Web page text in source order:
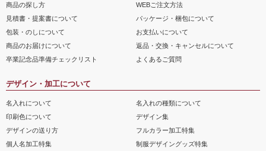
商品の探し方
WEBご注文方法
見積書・提案書について
パッケージ・梱包について
包装・のしについて
お支払いについて
商品のお届けについて
返品・交換・キャンセルについて
卒業記念品準備チェックリスト
よくあるご質問
デザイン・加工について
名入れについて
名入れの種類について
印刷色について
デザイン集
デザインの送り方
フルカラー加工特集
個人名加工特集
制服デザイングッズ特集